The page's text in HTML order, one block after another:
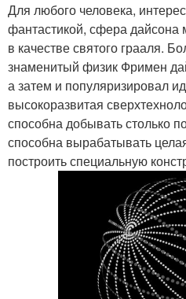
Для любого человека,
фантастикой, сфера дайсона
в качестве святого грааля.
знаменитый физик Фримен
а затем и популяризировал
высокоразвитая
способна добывать столько
способна вырабатывать
построить специальную